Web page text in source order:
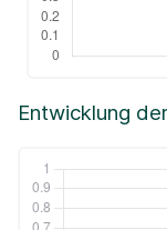
Entwicklung